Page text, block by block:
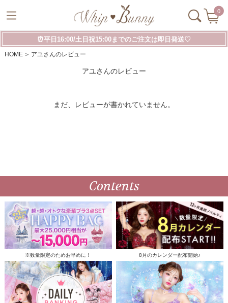
0
⏰平日16:00/土日祝15:00までのご注文は即日発送♡
HOME アユさんのレビュー
アユさんのレビュー
まだ、レビューが書かれていません。
Contents
※数量限定のためお早めに！ 8月のカレンダー配布開始♪